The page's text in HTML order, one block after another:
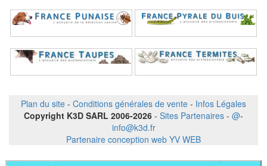
Plan du site - Conditions générales de vente - Infos Légales
Copyright K3D SARL 2006-2026 - Sites Partenaires - @-
info@k3d.fr
Partenaire conception web YV WEB